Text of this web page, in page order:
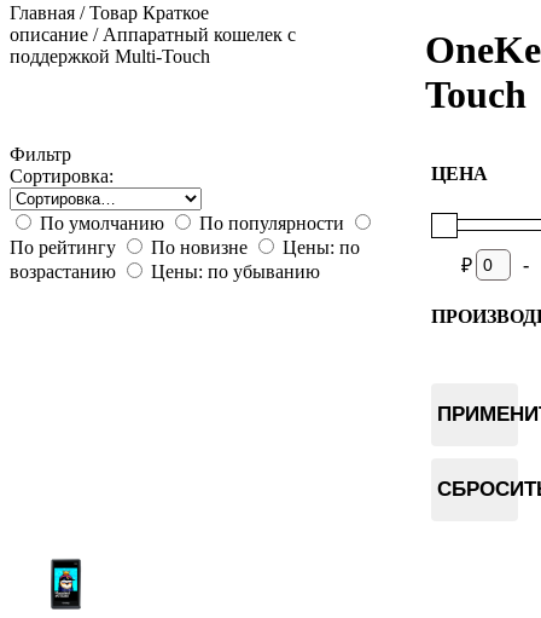
Главная / Товар Краткое
описание / Аппаратный кошелек с
поддержкой Multi-Touch
Touch
Фильтр
Сортировка:
По умолчанию
По популярности
По рейтингу
По новизне
Цены: по
возрастанию
Цены: по убыванию
ЦЕНА
₽ -